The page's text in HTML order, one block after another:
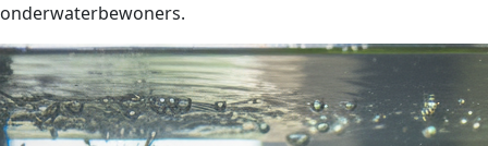
onderwaterbewoners.